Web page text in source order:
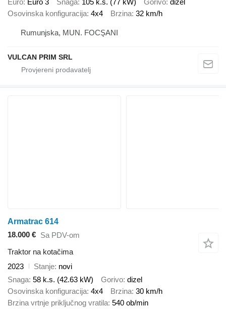
Euro Euro 3 Snaga 105 k.s. (77 kW) Gorivo dizel
Osovinska konfiguracija 4x4 Brzina 32 km/h
Rumunjska, MUN. FOCŞANI
VULCAN PRIM SRL
Armatrac 614
18.000 € Sa PDV-om
Traktor na kotačima
2023
Stanje novi
Snaga 58 k.s. (42.63 kW) Gorivo dizel
Osovinska konfiguracija 4x4 Brzina 30 km/h
Brzina vrtnje priključnog vratila 540 ob/min